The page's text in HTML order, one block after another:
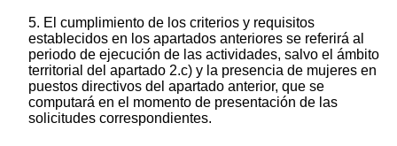
5. El cumplimiento de los criterios y requisitos
establecidos en los apartados anteriores se referirá al
periodo de ejecución de las actividades, salvo el ámbito
territorial del apartado 2.c) y la presencia de mujeres en
puestos directivos del apartado anterior, que se
computará en el momento de presentación de las
solicitudes correspondientes.